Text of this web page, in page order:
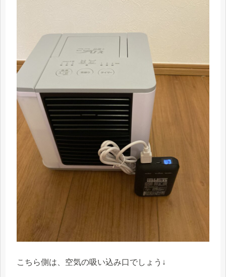
こちら側は、空気の吸い込み口でしょう↓